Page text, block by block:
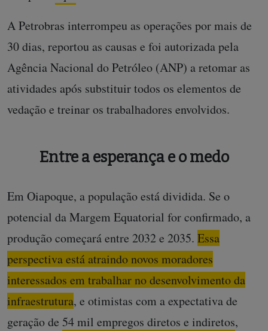
A Petrobras interrompeu as operações por mais de
30 dias, reportou as causas e foi autorizada pela
Agência Nacional do Petróleo (ANP) a retomar as
atividades após substituir todos os elementos de
vedação e treinar os trabalhadores envolvidos.
Entre a esperança e o medo
Em Oiapoque, a população está dividida. Se o
potencial da Margem Equatorial for confirmado, a
produção começará entre 2032 e 2035. Essa
perspectiva está atraindo novos moradores
interessados em trabalhar no desenvolvimento da
infraestrutura, e otimistas com a expectativa de
geração de 54 mil empregos diretos e indiretos,